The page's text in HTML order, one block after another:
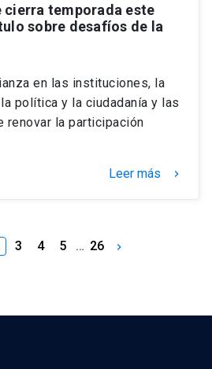
cierra temporada este
sobre desafíos de la
en las instituciones, la
política y la ciudadanía y las
la participación
Leer más keyboard_arrow_right
3 4 5 … 26 keyboard_arrow_right